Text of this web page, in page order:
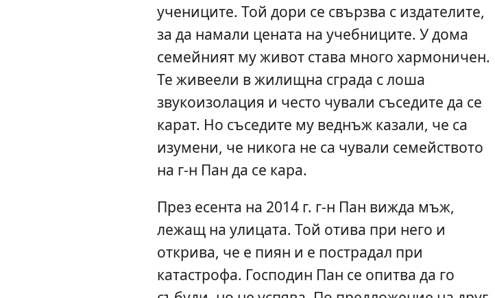
учениците. Той дори се свързва с издателите,
за да намали цената на учебниците. У дома
семейният му живот става много хармоничен.
Те живеели в жилищна сграда с лоша
звукоизолация и често чували съседите да се
карат. Но съседите му веднъж казали, че са
изумени, че никога не са чували семейството
на г-н Пан да се кара.
През есента на 2014 г. г-н Пан вижда мъж,
лежащ на улицата. Той отива при него и
открива, че е пиян и е пострадал при
катастрофа. Господин Пан се опитва да го